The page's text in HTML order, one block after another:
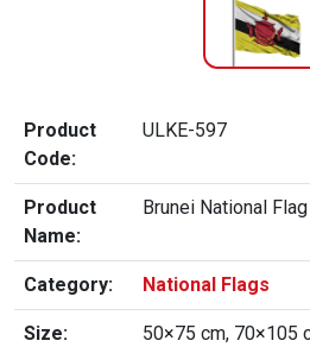
Product
Code:
ULKE-597
Product
Name:
Brunei National Flag
Category: National Flags
Size:
50×75 cm, 70×105